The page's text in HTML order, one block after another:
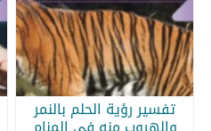
تفسير رؤية الحلم بالنمر